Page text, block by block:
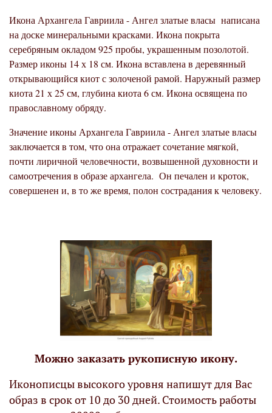
Икона Архангела Гавриила - Ангел златые власы написана
на доске минеральными красками. Икона покрыта
серебряным окладом 925 пробы, украшенным позолотой.
Размер иконы 14 х 18 см. Икона вставлена в деревянный
открывающийся киот с золоченой рамой. Наружный размер
киота 21 х 25 см, глубина киота 6 см. Икона освящена по
православному обряду.
Значение иконы Архангела Гавриила - Ангел златые власы
заключается в том, что она отражает сочетание мягкой,
почти лиричной человечности, возвышенной духовности и
самоотречения в образе архангела. Он печален и кроток,
совершенен и, в то же время, полон сострадания к человеку.
Можно заказать рукописную икону.
Иконописцы высокого уровня напишут для Вас
образ в срок от 10 до 30 дней. Стоимость работы